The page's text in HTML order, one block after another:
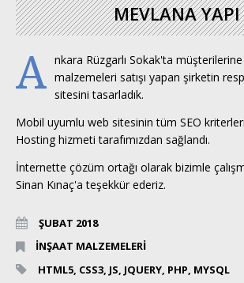
MEVLANA YAPI
A nkara Rüzgarlı Sokak'ta
malzemeleri satışı yapan şirketin
sitesini tasarladık.
Mobil uyumlu web sitesinin tüm SEO
Hosting hizmeti tarafımızdan sağlandı.
İnternette çözüm ortağı olarak bizimle
Sinan Kınaç'a teşekkür ederiz.
ŞUBAT 2018
İNŞAAT MALZEMELERİ
HTML5, CSS3, JS, JQUERY, PHP, MYSQL